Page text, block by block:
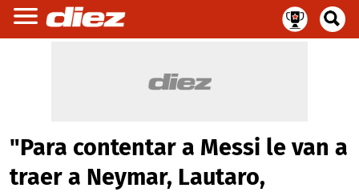
"Para contentar a Messi le van a
traer a Neymar, Lautaro,